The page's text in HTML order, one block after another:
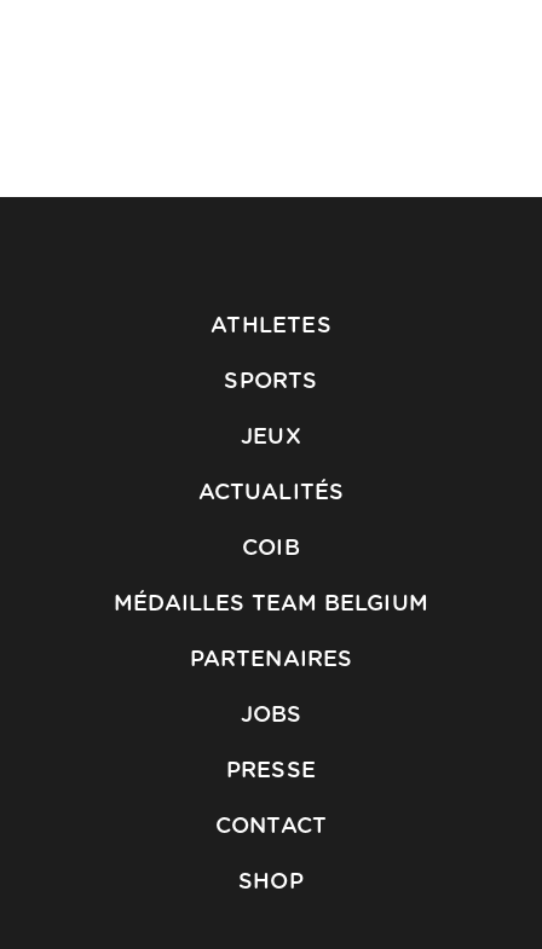
ATHLETES
SPORTS
JEUX
ACTUALITÉS
COIB
MÉDAILLES TEAM BELGIUM
PARTENAIRES
JOBS
PRESSE
CONTACT
SHOP